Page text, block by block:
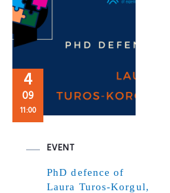
4
09
11:00
EVENT
PhD defence of
Laura Turos-Korgul,